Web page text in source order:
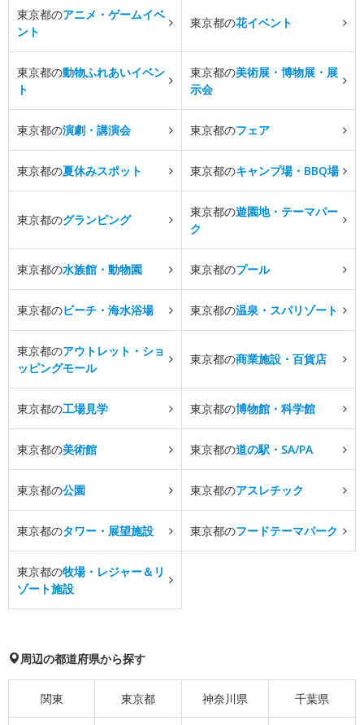
東京都のアニメ・ゲームイベ
ント
東京都の花イベント
東京都の動物ふれあいイベン
ト
東京都の美術展・博物展・展
示会
東京都の演劇・講演会 東京都のフェア
東京都の夏休みスポット 東京都のキャンプ場・BBQ場
東京都のグランピング
東京都の遊園地・テーマパー
ク
東京都の水族館・動物園 東京都のプール
東京都のビーチ・海水浴場 東京都の温泉・スパリゾート
東京都のアウトレット・ショ
ッピングモール
東京都の商業施設・百貨店
東京都の工場見学 東京都の博物館・科学館
東京都の美術館 東京都の道の駅・SA/PA
東京都の公園 東京都のアスレチック
東京都のタワー・展望施設 東京都のフードテーマパーク
東京都の牧場・レジャー＆リ
ゾート施設
周辺の都道府県から探す
関東 東京都 神奈川県 千葉県